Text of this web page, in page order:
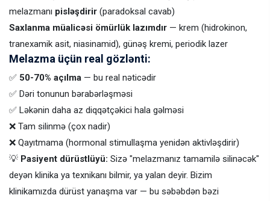
melazmanı pisləşdirir (paradoksal cavab)
Saxlanma müalicəsi ömürlük lazımdır — krem (hidrokinon,
tranexamik asit, niasinamid), günəş kremi, periodik lazer
Melazma üçün real gözlənti:
✅ 50-70% açılma — bu real nəticədir
✅ Dəri tonunun bərabərləşməsi
✅ Ləkənin daha az diqqətçəkici hala gəlməsi
❌ Tam silinmə (çox nadir)
❌ Qayıtmama (hormonal stimullaşma yenidən aktivləşdirir)
💡 Pasiyent dürüstlüyü: Sizə "melazmanız tamamilə silinəcək"
deyən klinika ya texnikanı bilmir, ya yalan deyir. Bizim
klinikamızda dürüst yanaşma var — bu səbəbdən bəzi